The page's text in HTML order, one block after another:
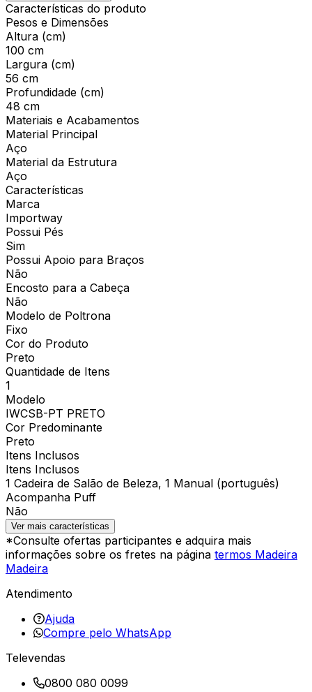
Características do produto
Pesos e Dimensões
Altura (cm)
100 cm
Largura (cm)
56 cm
Profundidade (cm)
48 cm
Materiais e Acabamentos
Material Principal
Aço
Material da Estrutura
Aço
Características
Marca
Importway
Possui Pés
Sim
Possui Apoio para Braços
Não
Encosto para a Cabeça
Não
Modelo de Poltrona
Fixo
Cor do Produto
Preto
Quantidade de Itens
1
Modelo
IWCSB-PT PRETO
Cor Predominante
Preto
Itens Inclusos
Itens Inclusos
1 Cadeira de Salão de Beleza, 1 Manual (português)
Acompanha Puff
Não
Ver mais características
*Consulte ofertas participantes e adquira mais
informações sobre os fretes na página termos Madeira
Madeira
Atendimento
Ajuda
Compre pelo WhatsApp
Televendas
0800 080 0099